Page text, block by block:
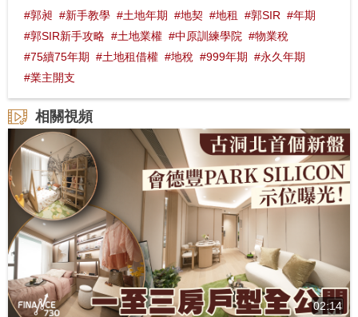
#郭昶 #新手教學 #土地年期 #地契 #地租 #郭SIR #年期
#郭SIR新手攻略 #土地業權 #中原訓練學院 #物業稅
#75續75年期 #土地租借權 #地稅 #999年期 #永久年期
#業主開支
相關視頻
02:14